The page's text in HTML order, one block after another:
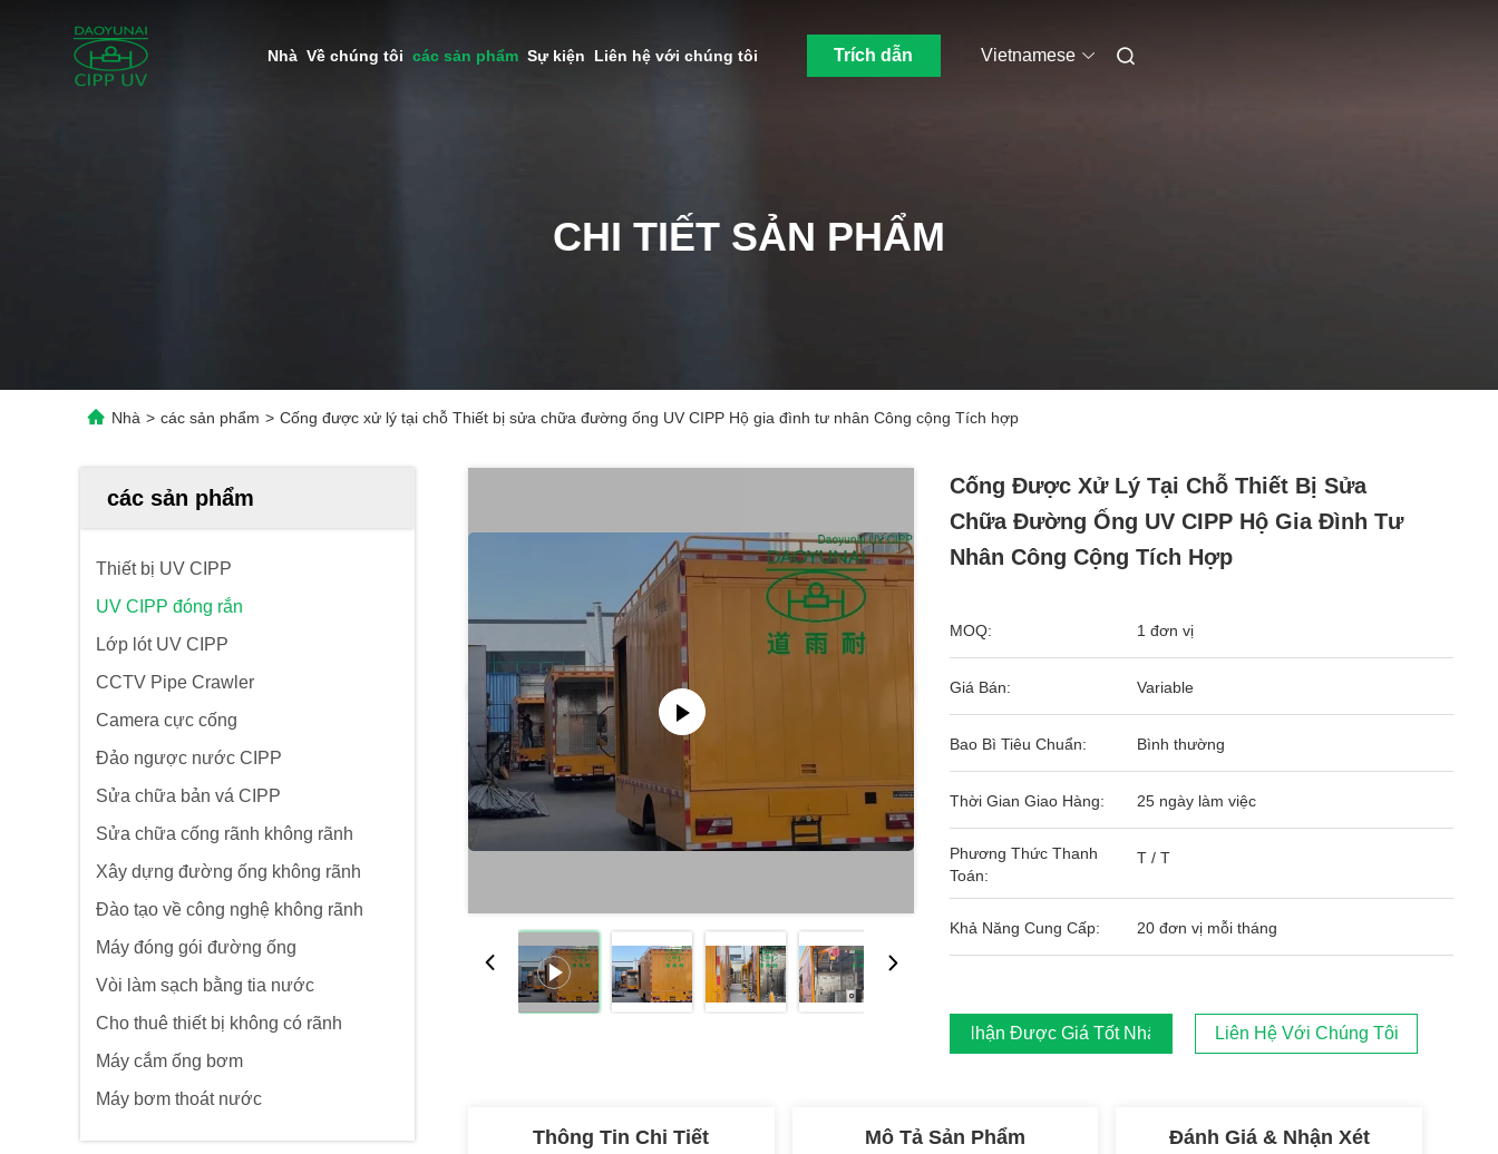
Nhà Về chúng tôi các sản phẩm Sự kiện Liên hệ với chúng tôi Trích dẫn Vietnamese
CHI TIẾT SẢN PHẨM
Nhà > các sản phẩm > Cống được xử lý tại chỗ Thiết bị sửa chữa đường ống UV CIPP Hộ gia đình tư nhân Công cộng Tích hợp
các sản phẩm
Thiết bị UV CIPP
UV CIPP đóng rắn
Lớp lót UV CIPP
CCTV Pipe Crawler
Camera cực cống
Đảo ngược nước CIPP
Sửa chữa bản vá CIPP
Sửa chữa cống rãnh không rãnh
Xây dựng đường ống không rãnh
Đào tạo về công nghệ không rãnh
Máy đóng gói đường ống
Vòi làm sạch bằng tia nước
Cho thuê thiết bị không có rãnh
Máy cắm ống bơm
Máy bơm thoát nước
Cống Được Xử Lý Tại Chỗ Thiết Bị Sửa
Chữa Đường Ống UV CIPP Hộ Gia Đình Tư
Nhân Công Cộng Tích Hợp
MOQ: 1 đơn vị
Giá Bán: Variable
Bao Bì Tiêu Chuẩn: Bình thường
Thời Gian Giao Hàng: 25 ngày làm việc
Phương Thức Thanh
Toán:
T / T
Khả Năng Cung Cấp: 20 đơn vị mỗi tháng
Nhận Được Giá Tốt Nhất Liên Hệ Với Chúng Tôi
Thông Tin Chi Tiết Mô Tả Sản Phẩm Đánh Giá & Nhận Xét